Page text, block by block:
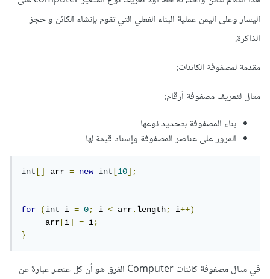
اليسار وعلى اليمن عملية البناء الفعلي التي تقوم بإنشاء الكائن و حجز
الذاكرة.
مقدمة لمصفوفة الكائنات:
مثال لتعريف مصفوفة أرقام:
بناء المصفوفة بتحديد نوعها
المرور على عناصر المصفوفة وإسناد قيمة لها
int [] arr = new int [10];
for (int i = 0; i < arr.length; i++)
     arr
[i] = i;
}
في مثال مصفوفة كائنات Computer الفرق هو أن كل عنصر عبارة عن